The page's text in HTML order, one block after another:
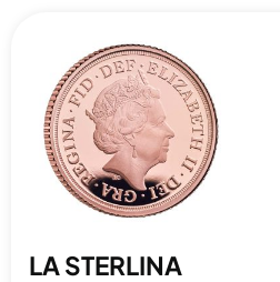
LA STERLINA